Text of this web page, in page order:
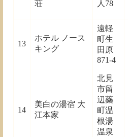
荘
人78
13
ホテル ノース
キング
遠軽
町生
田原
871-4
14
美白の湯宿 大
江本家
北見
市留
辺蘂
町温
根湯
温泉